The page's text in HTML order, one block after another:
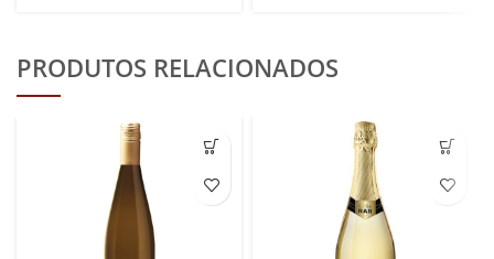
PRODUTOS RELACIONADOS